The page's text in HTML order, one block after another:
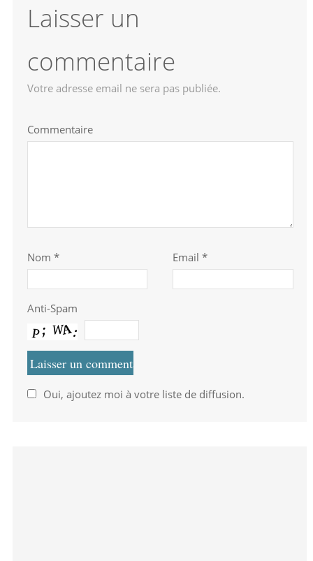
Laisser un
commentaire
Votre adresse email ne sera pas publiée.
Commentaire
Nom * Email *
Anti-Spam
Oui, ajoutez moi à votre liste de diffusion.